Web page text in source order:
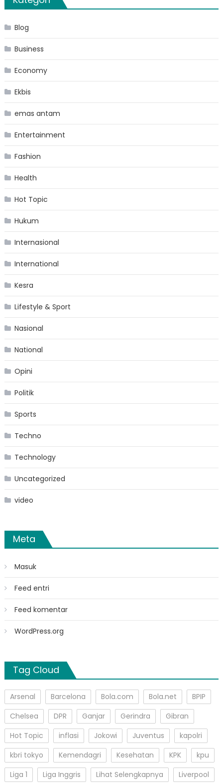
Blog
Business
Economy
Ekbis
emas antam
Entertainment
Fashion
Health
Hot Topic
Hukum
Internasional
International
Kesra
Lifestyle & Sport
Nasional
National
Opini
Politik
Sports
Techno
Technology
Uncategorized
video
Meta
Masuk
Feed entri
Feed komentar
WordPress.org
Tag Cloud
Arsenal Barcelona Bola.com Bola.net
BPIP
Chelsea
DPR Ganjar Gerindra
Gibran
Hot Topic
inflasi Jokowi Juventus
kapolri
kbri tokyo
Kemendagri Kesehatan KPK
kpu
Liga 1
Liga Inggris Lihat Selengkapnya
Liverpool